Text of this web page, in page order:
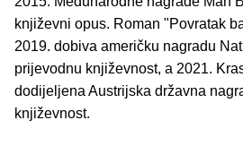
književni opus. Roman "Povratak
2019. dobiva američku nagradu
prijevodnu književnost, a 2021.
dodijeljena Austrijska državna
književnost.